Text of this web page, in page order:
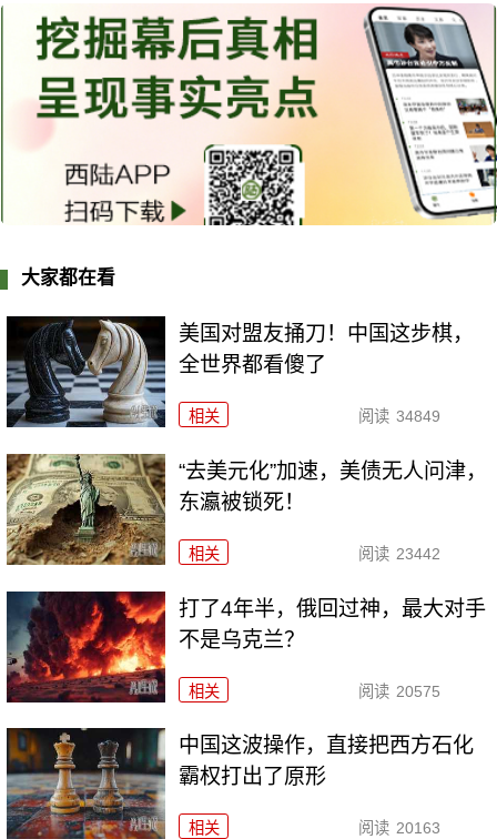
大家都在看
美国对盟友捅刀！中国这步棋，
全世界都看傻了
相关 阅读 34849
“去美元化”加速，美债无人问津，
东瀛被锁死！
相关 阅读 23442
打了4年半，俄回过神，最大对手
不是乌克兰？
相关 阅读 20575
中国这波操作，直接把西方石化
霸权打出了原形
相关 阅读 20163